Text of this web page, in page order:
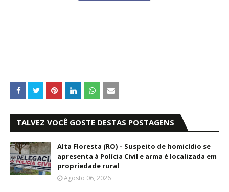
TALVEZ VOCÊ GOSTE DESTAS POSTAGENS
Alta Floresta (RO) – Suspeito de homicídio se
apresenta à Polícia Civil e arma é localizada em
propriedade rural
Agosto 06, 2026